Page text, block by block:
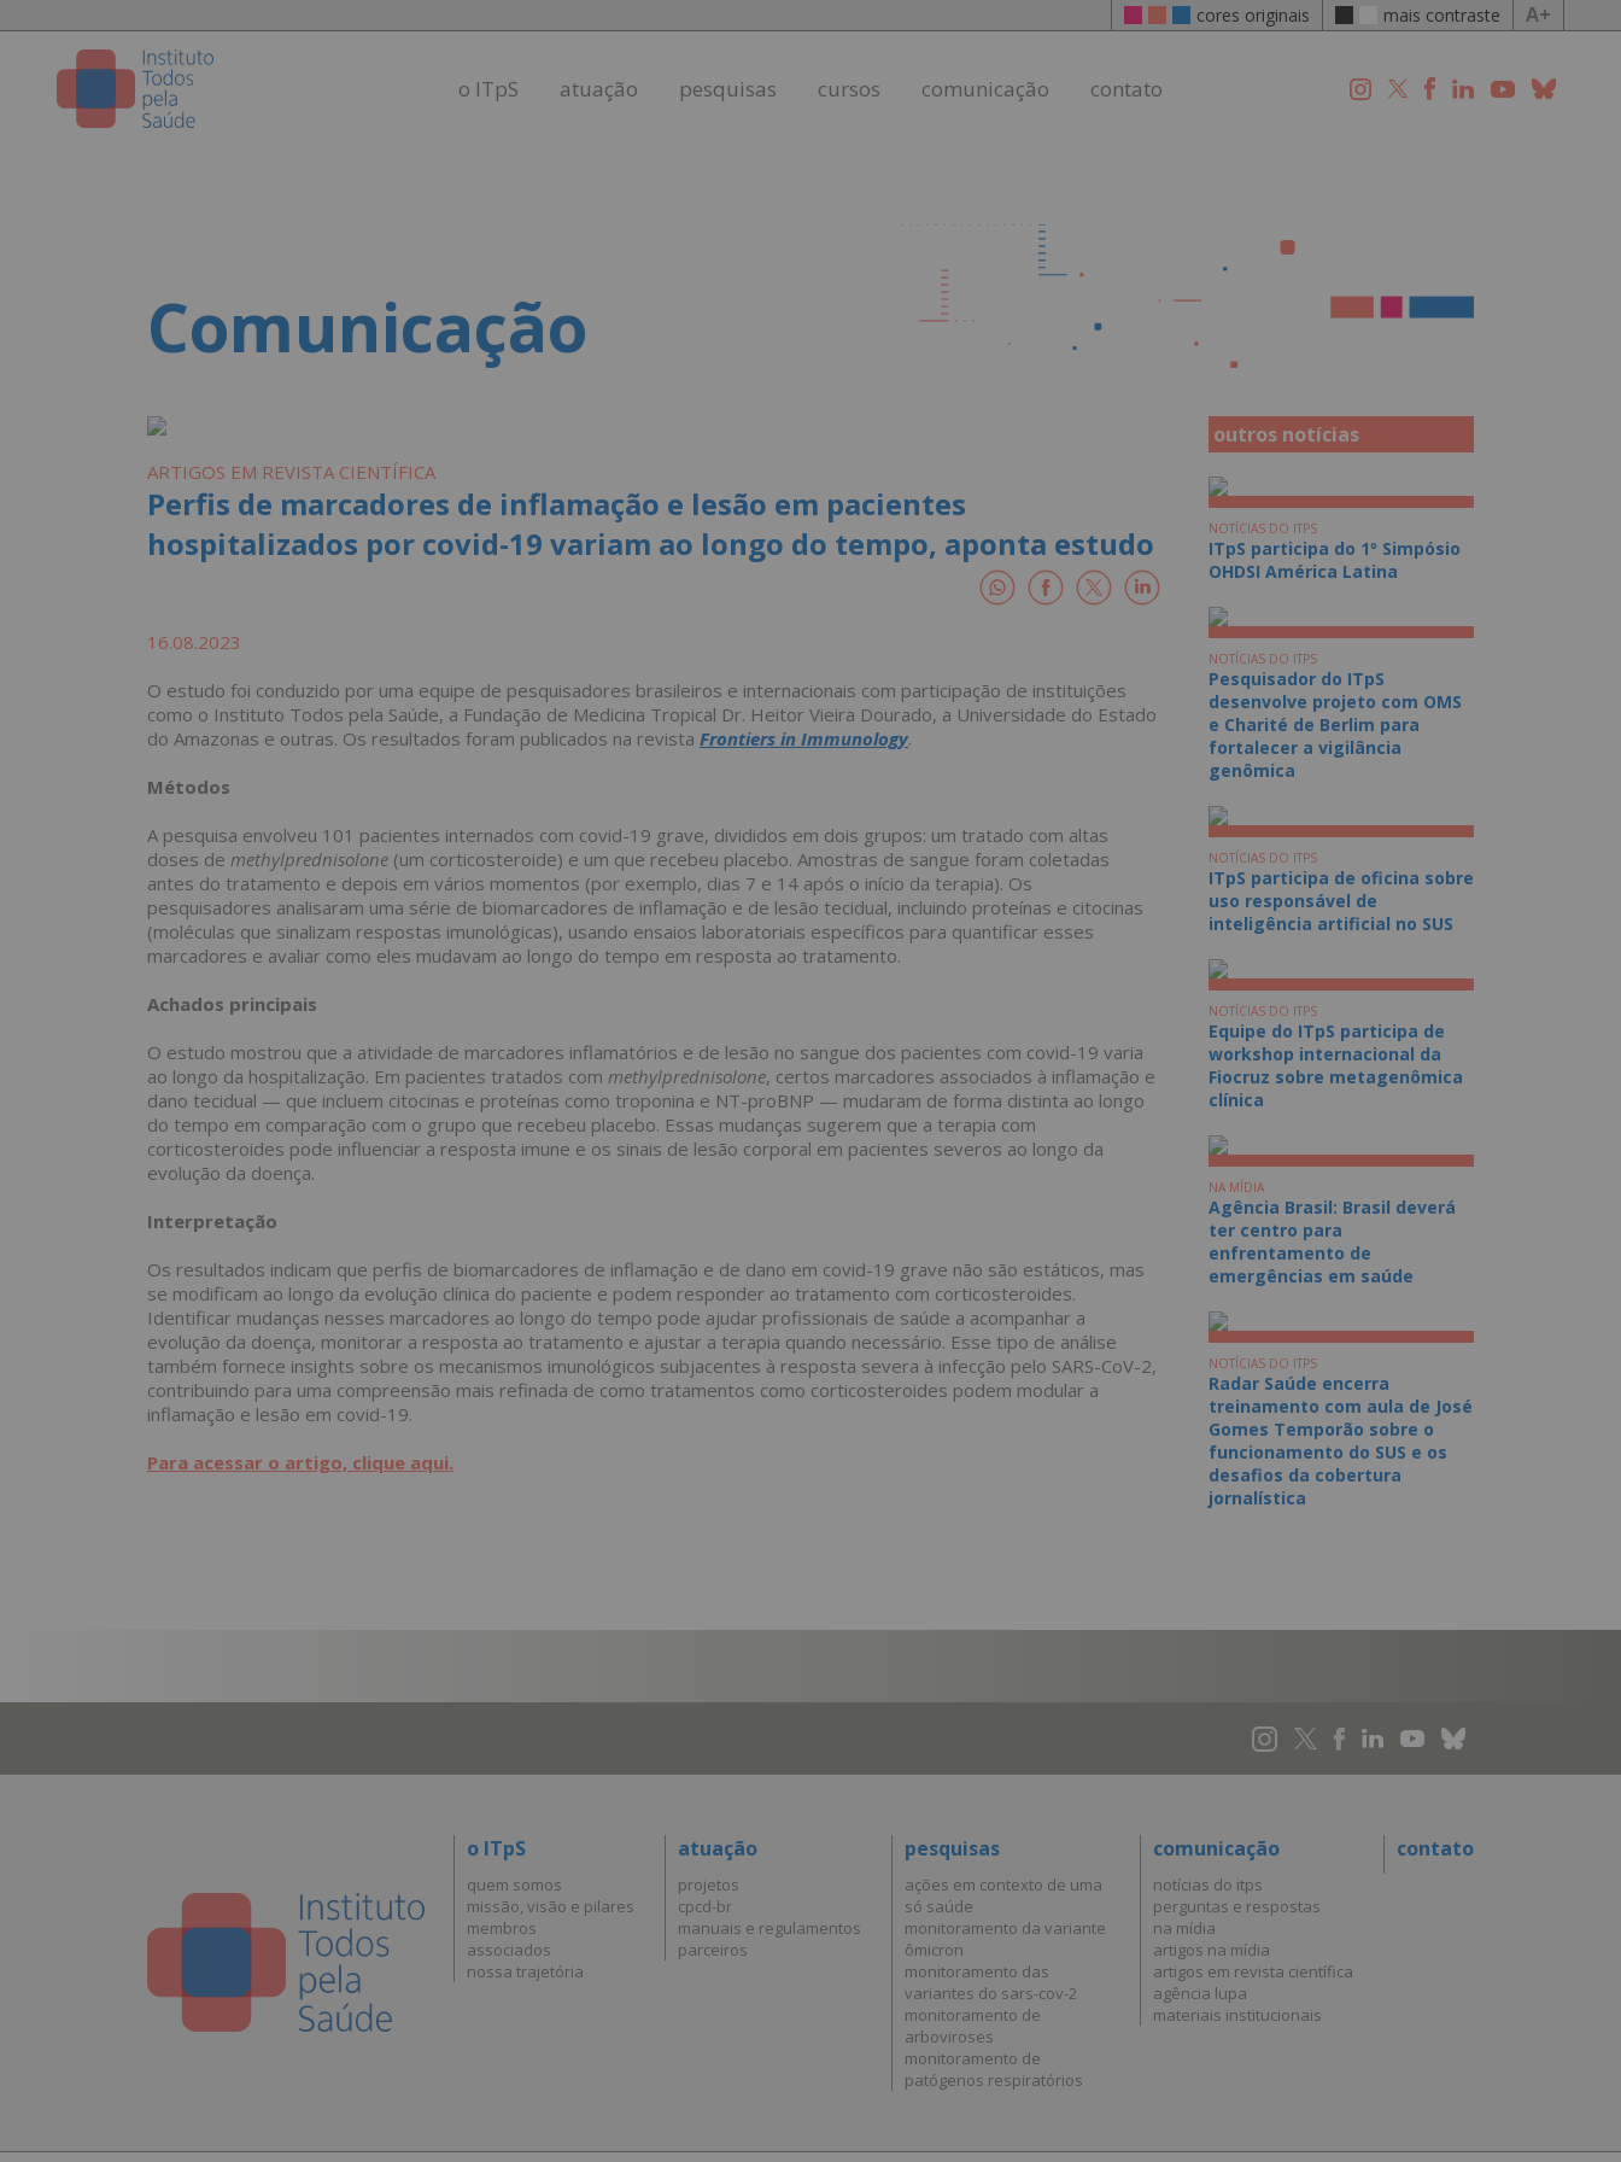
cores originais mais contraste A+
o ITpS atuação pesquisas cursos comunicação contato
Comunicação
ARTIGOS EM REVISTA CIENTÍFICA
Perfis de marcadores de inflamação e lesão em pacientes
hospitalizados por covid-19 variam ao longo do tempo, aponta estudo
16.08.2023
O estudo foi conduzido por uma equipe de pesquisadores brasileiros e internacionais com participação de instituições
como o Instituto Todos pela Saúde, a Fundação de Medicina Tropical Dr. Heitor Vieira Dourado, a Universidade do Estado
do Amazonas e outras. Os resultados foram publicados na revista Frontiers in Immunology.
Métodos
A pesquisa envolveu 101 pacientes internados com covid-19 grave, divididos em dois grupos: um tratado com altas
doses de methylprednisolone (um corticosteroide) e um que recebeu placebo. Amostras de sangue foram coletadas
antes do tratamento e depois em vários momentos (por exemplo, dias 7 e 14 após o início da terapia). Os
pesquisadores analisaram uma série de biomarcadores de inflamação e de lesão tecidual, incluindo proteínas e citocinas
(moléculas que sinalizam respostas imunológicas), usando ensaios laboratoriais específicos para quantificar esses
marcadores e avaliar como eles mudavam ao longo do tempo em resposta ao tratamento.
Achados principais
O estudo mostrou que a atividade de marcadores inflamatórios e de lesão no sangue dos pacientes com covid-19 varia
ao longo da hospitalização. Em pacientes tratados com methylprednisolone, certos marcadores associados à inflamação e
dano tecidual — que incluem citocinas e proteínas como troponina e NT-proBNP — mudaram de forma distinta ao longo
do tempo em comparação com o grupo que recebeu placebo. Essas mudanças sugerem que a terapia com
corticosteroides pode influenciar a resposta imune e os sinais de lesão corporal em pacientes severos ao longo da
evolução da doença.
Interpretação
Os resultados indicam que perfis de biomarcadores de inflamação e de dano em covid-19 grave não são estáticos, mas
se modificam ao longo da evolução clínica do paciente e podem responder ao tratamento com corticosteroides.
Identificar mudanças nesses marcadores ao longo do tempo pode ajudar profissionais de saúde a acompanhar a
evolução da doença, monitorar a resposta ao tratamento e ajustar a terapia quando necessário. Esse tipo de análise
também fornece insights sobre os mecanismos imunológicos subjacentes à resposta severa à infecção pelo SARS-CoV-2,
contribuindo para uma compreensão mais refinada de como tratamentos como corticosteroides podem modular a
inflamação e lesão em covid-19.
Para acessar o artigo, clique aqui.
outros notícias
NOTÍCIAS DO ITPS
ITpS participa do 1º Simpósio
OHDSI América Latina
NOTÍCIAS DO ITPS
Pesquisador do ITpS
desenvolve projeto com OMS
e Charité de Berlim para
fortalecer a vigilância
genômica
NOTÍCIAS DO ITPS
ITpS participa de oficina sobre
uso responsável de
inteligência artificial no SUS
NOTÍCIAS DO ITPS
Equipe do ITpS participa de
workshop internacional da
Fiocruz sobre metagenômica
clínica
NA MÍDIA
Agência Brasil: Brasil deverá
ter centro para
enfrentamento de
emergências em saúde
NOTÍCIAS DO ITPS
Radar Saúde encerra
treinamento com aula de José
Gomes Temporão sobre o
funcionamento do SUS e os
desafios da cobertura
jornalística
o ITpS
quem somos
missão, visão e pilares
membros
associados
nossa trajetória
atuação
projetos
cpcd-br
manuais e regulamentos
parceiros
pesquisas
ações em contexto de uma
só saúde
monitoramento da variante
ômicron
monitoramento das
variantes do sars-cov-2
monitoramento de
arboviroses
monitoramento de
patógenos respiratórios
comunicação
notícias do itps
perguntas e respostas
na mídia
artigos na mídia
artigos em revista científica
agência lupa
materiais institucionais
contato